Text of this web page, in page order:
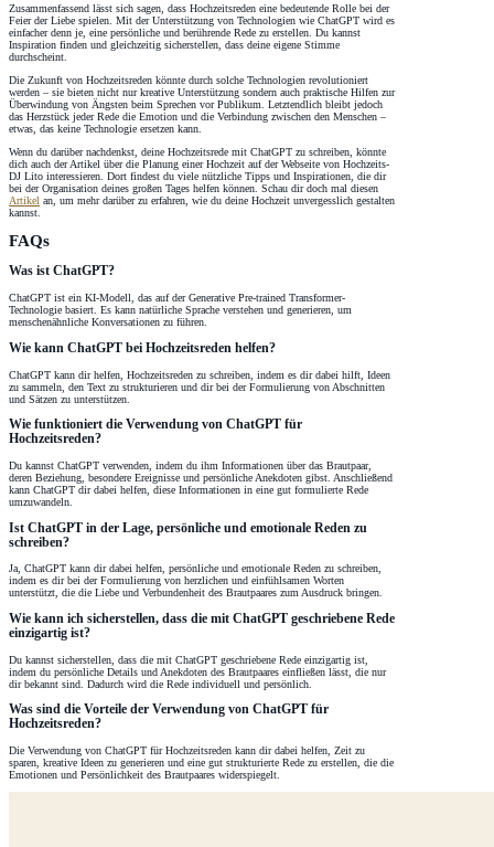
Zusammenfassend lässt sich sagen, dass Hochzeitsreden eine bedeutende Rolle bei der
Feier der Liebe spielen. Mit der Unterstützung von Technologien wie ChatGPT wird es
einfacher denn je, eine persönliche und berührende Rede zu erstellen. Du kannst
Inspiration finden und gleichzeitig sicherstellen, dass deine eigene Stimme
durchscheint.
Die Zukunft von Hochzeitsreden könnte durch solche Technologien revolutioniert
werden – sie bieten nicht nur kreative Unterstützung sondern auch praktische Hilfen zur
Überwindung von Ängsten beim Sprechen vor Publikum. Letztendlich bleibt jedoch
das Herzstück jeder Rede die Emotion und die Verbindung zwischen den Menschen –
etwas, das keine Technologie ersetzen kann.
Wenn du darüber nachdenkst, deine Hochzeitsrede mit ChatGPT zu schreiben, könnte
dich auch der Artikel über die Planung einer Hochzeit auf der Webseite von Hochzeits-
DJ Lito interessieren. Dort findest du viele nützliche Tipps und Inspirationen, die dir
bei der Organisation deines großen Tages helfen können. Schau dir doch mal diesen
Artikel an, um mehr darüber zu erfahren, wie du deine Hochzeit unvergesslich gestalten
kannst.
FAQs
Was ist ChatGPT?
ChatGPT ist ein KI-Modell, das auf der Generative Pre-trained Transformer-
Technologie basiert. Es kann natürliche Sprache verstehen und generieren, um
menschenähnliche Konversationen zu führen.
Wie kann ChatGPT bei Hochzeitsreden helfen?
ChatGPT kann dir helfen, Hochzeitsreden zu schreiben, indem es dir dabei hilft, Ideen
zu sammeln, den Text zu strukturieren und dir bei der Formulierung von Abschnitten
und Sätzen zu unterstützen.
Wie funktioniert die Verwendung von ChatGPT für
Hochzeitsreden?
Du kannst ChatGPT verwenden, indem du ihm Informationen über das Brautpaar,
deren Beziehung, besondere Ereignisse und persönliche Anekdoten gibst. Anschließend
kann ChatGPT dir dabei helfen, diese Informationen in eine gut formulierte Rede
umzuwandeln.
Ist ChatGPT in der Lage, persönliche und emotionale Reden zu
schreiben?
Ja, ChatGPT kann dir dabei helfen, persönliche und emotionale Reden zu schreiben,
indem es dir bei der Formulierung von herzlichen und einfühlsamen Worten
unterstützt, die die Liebe und Verbundenheit des Brautpaares zum Ausdruck bringen.
Wie kann ich sicherstellen, dass die mit ChatGPT geschriebene Rede
einzigartig ist?
Du kannst sicherstellen, dass die mit ChatGPT geschriebene Rede einzigartig ist,
indem du persönliche Details und Anekdoten des Brautpaares einfließen lässt, die nur
dir bekannt sind. Dadurch wird die Rede individuell und persönlich.
Was sind die Vorteile der Verwendung von ChatGPT für
Hochzeitsreden?
Die Verwendung von ChatGPT für Hochzeitsreden kann dir dabei helfen, Zeit zu
sparen, kreative Ideen zu generieren und eine gut strukturierte Rede zu erstellen, die die
Emotionen und Persönlichkeit des Brautpaares widerspiegelt.